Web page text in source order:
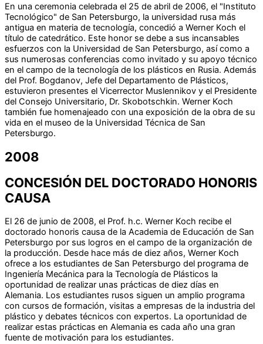
En una ceremonia celebrada el 25 de abril de 2006, el "Instituto
Tecnológico" de San Petersburgo, la universidad rusa más
antigua en materia de tecnología, concedió a Werner Koch el
título de catedrático. Este honor se debe a sus incansables
esfuerzos con la Universidad de San Petersburgo, así como a
sus numerosas conferencias como invitado y su apoyo técnico
en el campo de la tecnología de los plásticos en Rusia. Además
del Prof. Bogdanov, Jefe del Departamento de Plásticos,
estuvieron presentes el Vicerrector Muslennikov y el Presidente
del Consejo Universitario, Dr. Skobotschkin. Werner Koch
también fue homenajeado con una exposición de la obra de su
vida en el museo de la Universidad Técnica de San
Petersburgo.
2008
CONCESIÓN DEL DOCTORADO HONORIS
CAUSA
El 26 de junio de 2008, el Prof. h.c. Werner Koch recibe el
doctorado honoris causa de la Academia de Educación de San
Petersburgo por sus logros en el campo de la organización de
la producción. Desde hace más de diez años, Werner Koch
ofrece a los estudiantes de San Petersburgo del programa de
Ingeniería Mecánica para la Tecnología de Plásticos la
oportunidad de realizar unas prácticas de diez días en
Alemania. Los estudiantes rusos siguen un amplio programa
con cursos de formación, visitas a empresas de la industria del
plástico y debates técnicos con expertos. La oportunidad de
realizar estas prácticas en Alemania es cada año una gran
fuente de motivación para los estudiantes.